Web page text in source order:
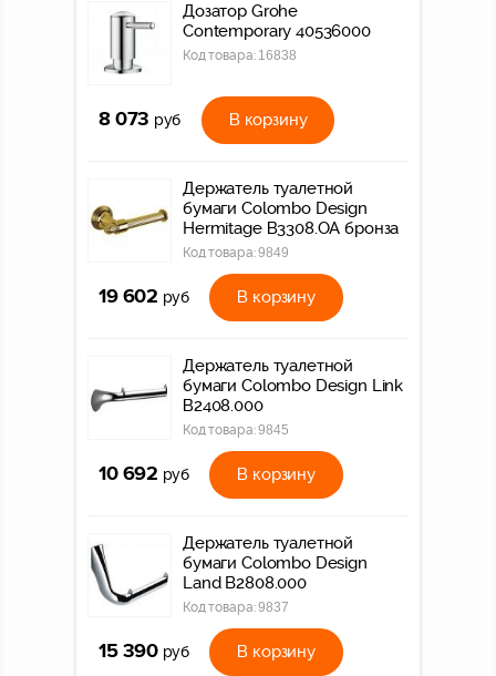
Дозатор Grohe
Contemporary 40536000
Код товара: 16838
8 073 руб В корзину
Держатель туалетной
бумаги Colombo Design
Hermitage В3308.OA бронза
Код товара:9849
19 602 руб В корзину
Держатель туалетной
бумаги Colombo Design Link
В2408.000
Код товара:9845
10 692 руб В корзину
Держатель туалетной
бумаги Colombo Design
Land B2808.000
Код товара:9837
15 390 руб В корзину